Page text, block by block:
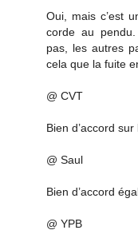
Oui, mais c’est
corde au pendu.
pas, les autres
cela que la fuite
@ CVT
Bien d’accord
@ Saul
Bien d’accord
@ YPB